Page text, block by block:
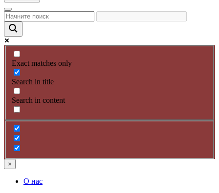
Exact matches only
Search in title
Search in content
×
О нас